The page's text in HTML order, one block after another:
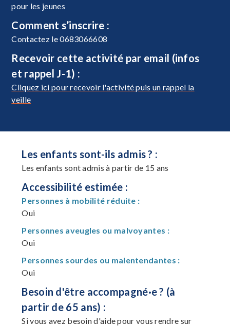
pour les jeunes
Comment s’inscrire :
Contactez le 0683066608
Recevoir cette activité par email (infos
et rappel J-1) :
Cliquez ici pour recevoir l'activité puis un rappel la
veille
Les enfants sont-ils admis ? :
Les enfants sont admis à partir de 15 ans
Accessibilité estimée :
Personnes à mobilité réduite :
Oui
Personnes aveugles ou malvoyantes :
Oui
Personnes sourdes ou malentendantes :
Oui
Besoin d'être accompagné·e ? (à
partir de 65 ans) :
Si vous avez besoin d'aide pour vous rendre sur